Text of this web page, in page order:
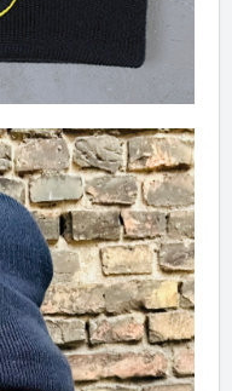
Weiter einkaufen✖